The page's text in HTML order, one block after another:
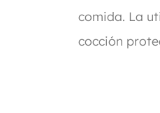
comida. La
cocción